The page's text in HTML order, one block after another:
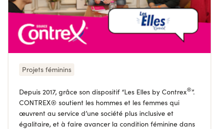
Projets féminins
Depuis 2017, grâce son dispositif “Les Elles by Contrex®”.
CONTREX® soutient les hommes et les femmes qui
œuvrent au service d’une société plus inclusive et
égalitaire, et à faire avancer la condition féminine dans